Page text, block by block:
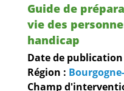
Guide de
vie des
handicap
Date de publication
Région :
Champ